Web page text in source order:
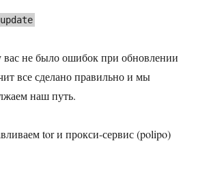
вас не было ошибок при обновлении
все сделано правильно и мы
наш путь.
tor и прокси-сервис (polipo)